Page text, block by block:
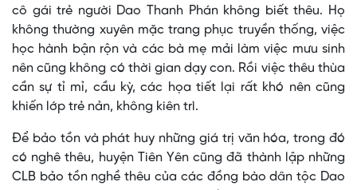
cô gái trẻ người Dao Thanh Phán không biết thêu. Họ
không thường xuyên mặc trang phục truyền thống, việc
học hành bận rộn và các bà mẹ mải làm việc mưu sinh
nên cũng không có thời gian dạy con. Rồi việc thêu thùa
cần sự tỉ mỉ, cầu kỳ, các họa tiết lại rất khó nên cũng
khiến lớp trẻ nản, không kiên trì.
Để bảo tồn và phát huy những giá trị văn hóa, trong đó
có nghê thêu, huyện Tiên Yên cũng đã thành lập những
CLB bảo tồn nghề thêu của các đồng bào dân tộc Dao